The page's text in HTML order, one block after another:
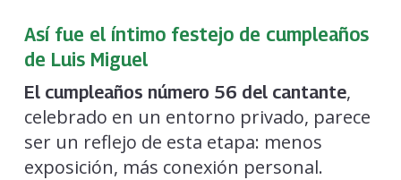
Así fue el íntimo festejo de cumpleaños
de Luis Miguel
El cumpleaños número 56 del cantante,
celebrado en un entorno privado, parece
ser un reflejo de esta etapa: menos
exposición, más conexión personal.